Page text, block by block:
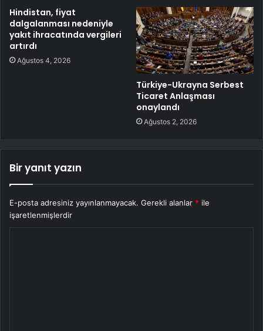
Hindistan, fiyat
dalgalanması nedeniyle
yakıt ihracatında vergileri
artırdı
Ağustos 4, 2026
Türkiye-Ukrayna Serbest
Ticaret Anlaşması
onaylandı
Ağustos 2, 2026
Bir yanıt yazın
E-posta adresiniz yayınlanmayacak. Gerekli alanlar * ile
işaretlenmişlerdir